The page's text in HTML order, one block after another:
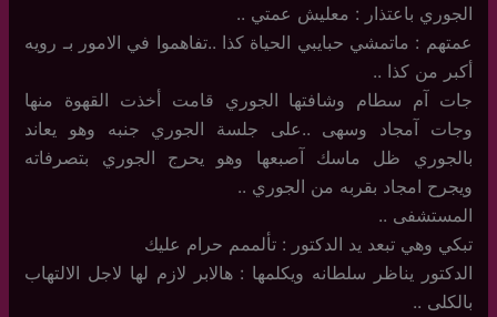
الجوري باعتذار : معليش عمتي ..
عمتهم : ماتمشي حبايبي الحياة كذا ..تفاهموا في الامور بـ رويه
أكبر من كذا ..
جات آم سطام وشافتها الجوري قامت أخذت القهوة منها
وجات آمجاد وسهى ..على جلسة الجوري جنبه وهو يعاند
بالجوري ظل ماسك آصبعها وهو يحرج الجوري بتصرفاته
ويجرح امجاد بقربه من الجوري ..
المستشفى ..
تبكي وهي تبعد يد الدكتور : تألممم حرام عليك
الدكتور يناظر سلطانه ويكلمها : هالابر لازم لها لاجل الالتهاب
بالكلى ..